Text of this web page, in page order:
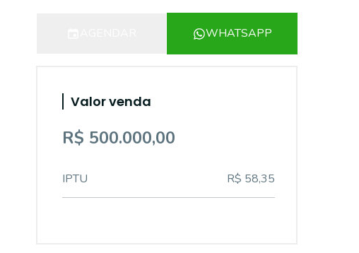
WHATSAPP
Valor venda
R$ 500.000,00
IPTU R$ 58,35